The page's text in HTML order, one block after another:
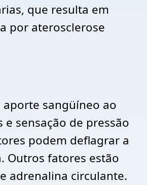
que resulta em
por aterosclerose
sangüíneo ao
sensação de pressão
podem deflagrar a
Outros fatores estão
adrenalina circulante.